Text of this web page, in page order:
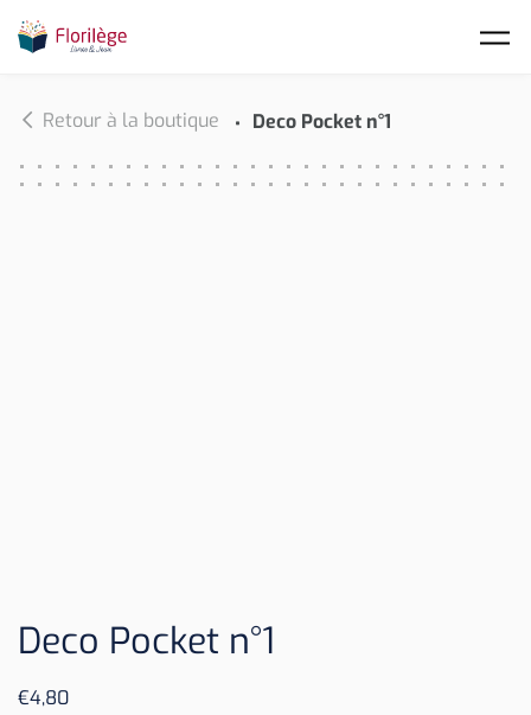
Retour à la boutique Deco Pocket n°1
Deco Pocket n°1
€4,80